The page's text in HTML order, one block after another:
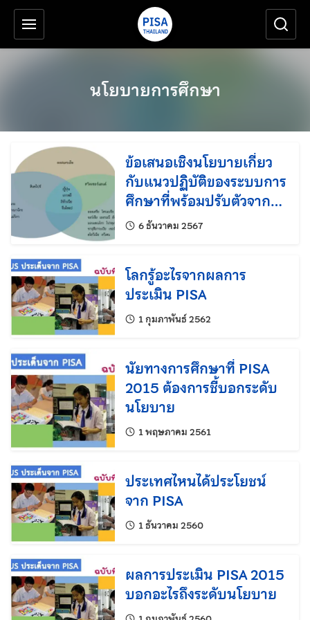
ข้ามไปยังเนื้อหาหลัก
เครื่องมือช่วยเหลือ
นโยบายการศึกษา
ข้อเสนอเชิงนโยบายเกี่ยว
กับแนวปฏิบัติของระบบการ
ศึกษาที่พร้อมปรับตัวจาก
การวิเคราะห์ประเด็นสำคัญ
6 ธันวาคม 2567แก้ไขล่าสุดเมื่อ:
โลกรู้อะไรจากผลการ
ประเมิน PISA
1 กุมภาพันธ์ 2562แก้ไขล่าสุดเมื่อ:
นัยทางการศึกษาที่ PISA
2015 ต้องการชี้บอกระดับ
นโยบาย
1 พฤษภาคม 2561แก้ไขล่าสุดเมื่อ:
ประเทศไหนได้ประโยชน์
จาก PISA
1 ธันวาคม 2560แก้ไขล่าสุดเมื่อ:
ผลการประเมิน PISA 2015
บอกอะไรถึงระดับนโยบาย